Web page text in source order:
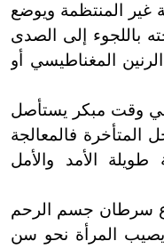
غير المنتظمة ويوضع
باللجوء إلى الصدى
المغناطيسي أو
وقت مبكر يستأصل
المتأخرة فالمعالجة
طويلة الأمد والأمل
سرطان جسم الرحم
المرأة نحو سن